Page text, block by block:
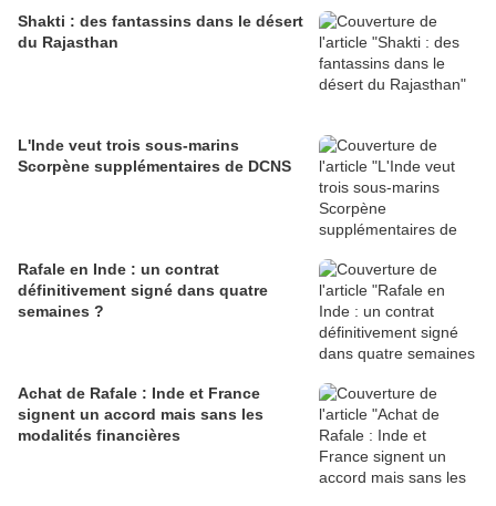
Shakti : des fantassins dans le désert
du Rajasthan
L'Inde veut trois sous-marins
Scorpène supplémentaires de DCNS
Rafale en Inde : un contrat
définitivement signé dans quatre
semaines ?
Achat de Rafale : Inde et France
signent un accord mais sans les
modalités financières